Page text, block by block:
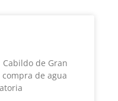
de Gran
de agua